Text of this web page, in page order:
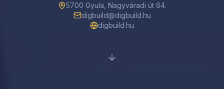
5700 Gyula, Nagyváradi út 64.
digbuild@digbuild.hu
digbuild.hu